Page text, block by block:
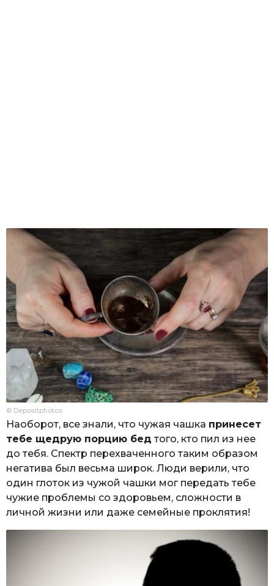
© Depositphotos
Наоборот, все знали, что чужая чашка принесет
тебе щедрую порцию бед того, кто пил из нее
до тебя. Спектр перехваченного таким образом
негатива был весьма широк. Люди верили, что
один глоток из чужой чашки мог передать тебе
чужие проблемы со здоровьем, сложности в
личной жизни или даже семейные проклятия!